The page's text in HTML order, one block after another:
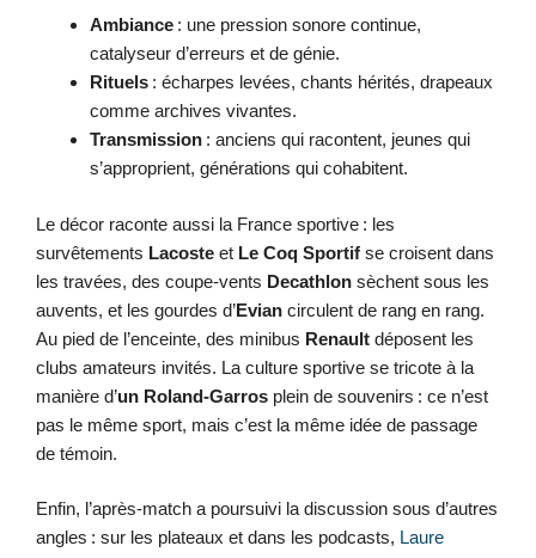
Ambiance : une pression sonore continue,
catalyseur d’erreurs et de génie.
Rituels : écharpes levées, chants hérités, drapeaux
comme archives vivantes.
Transmission : anciens qui racontent, jeunes qui
s’approprient, générations qui cohabitent.
Le décor raconte aussi la France sportive : les
survêtements Lacoste et Le Coq Sportif se croisent dans
les travées, des coupe-vents Decathlon sèchent sous les
auvents, et les gourdes d’Evian circulent de rang en rang.
Au pied de l’enceinte, des minibus Renault déposent les
clubs amateurs invités. La culture sportive se tricote à la
manière d’un Roland-Garros plein de souvenirs : ce n’est
pas le même sport, mais c’est la même idée de passage
de témoin.
Enfin, l’après-match a poursuivi la discussion sous d’autres
angles : sur les plateaux et dans les podcasts, Laure